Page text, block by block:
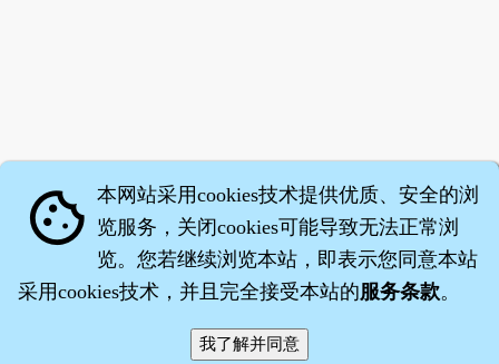
·沈药子©2008～2026
cookie 本网站采用cookies技术提供优质、安全的浏
览服务，关闭cookies可能导致无法正常浏
览。您若继续浏览本站，即表示您同意本站
采用cookies技术，并且完全接受本站的服务条款。